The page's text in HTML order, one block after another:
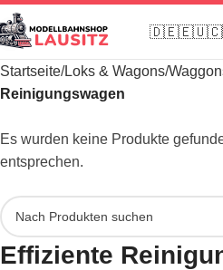
Startseite Loks & Wagons
Reinigungswagen
Es wurden keine Produkte
entsprechen.
Effiziente